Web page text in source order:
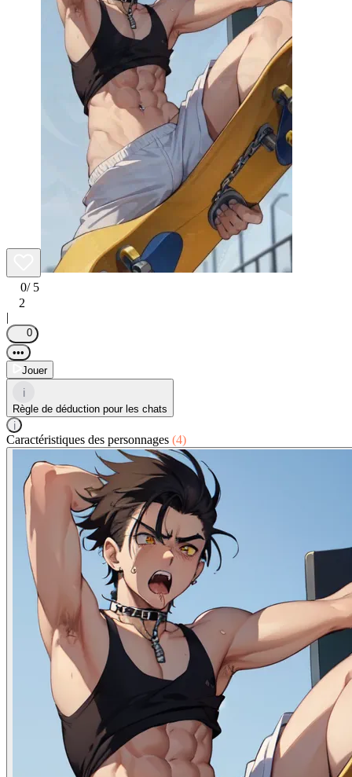
0/ 5
2
|
0
•••
Jouer
i
Règle de déduction pour les chats
i
Caractéristiques des personnages (4)